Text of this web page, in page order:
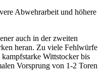
Abwehrarbeit und höhere
auch in der zweiten
heran. Zu viele Fehlwürfe
Wittstocker bis
Vorsprung von 1-2 Toren